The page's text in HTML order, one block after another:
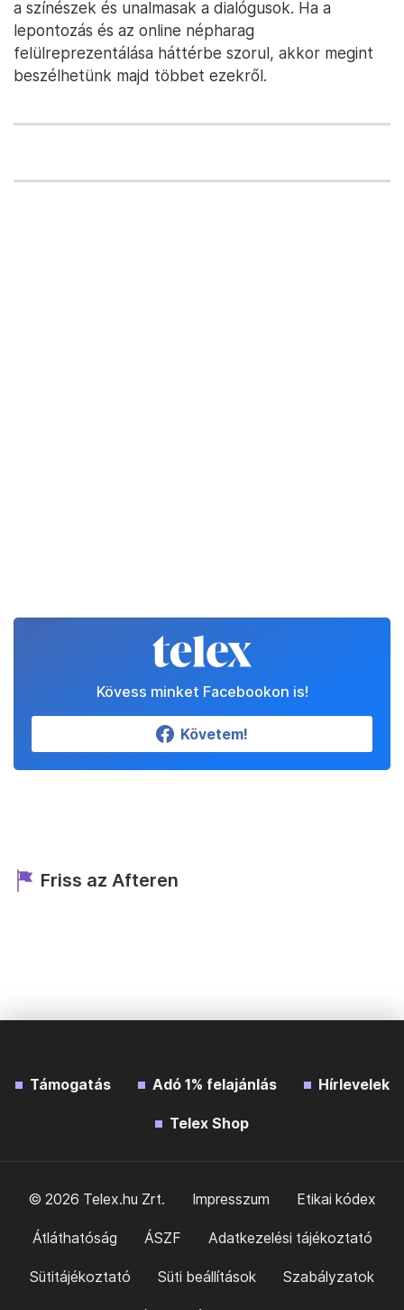
a színészek és unalmasak a dialógusok. Ha a
lepontozás és az online népharag
felülreprezentálása háttérbe szorul, akkor megint
beszélhetünk majd többet ezekről.
Kövess minket Facebookon is!
Követem!
Friss az Afteren
Támogatás Adó 1% felajánlás Hírlevelek
Telex Shop
© 2026 Telex.hu Zrt. Impresszum Etikai kódex
Átláthatóság ÁSZF Adatkezelési tájékoztató
Sütitájékoztató Süti beállítások Szabályzatok